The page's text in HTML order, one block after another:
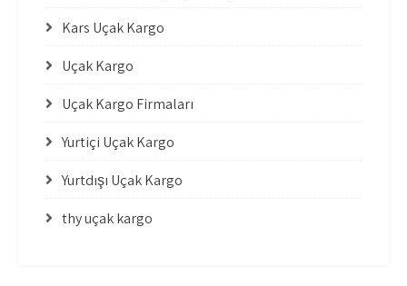
Kars Uçak Kargo
Uçak Kargo
Uçak Kargo Firmaları
Yurtiçi Uçak Kargo
Yurtdışı Uçak Kargo
thy uçak kargo